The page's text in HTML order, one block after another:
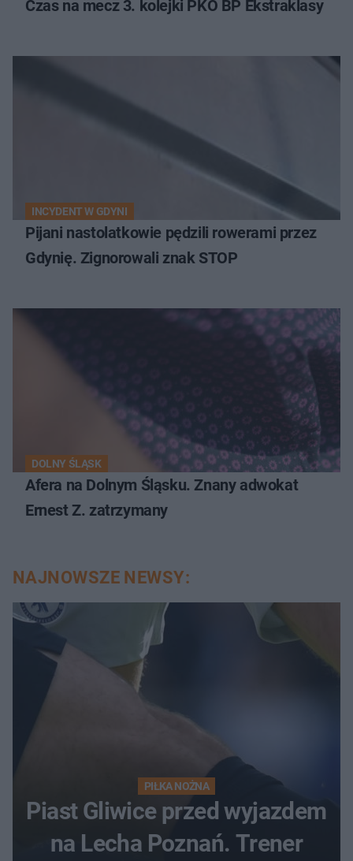
Czas na mecz 3. kolejki PKO BP Ekstraklasy
INCYDENT W GDYNI
Pijani nastolatkowie pędzili rowerami przez
Gdynię. Zignorowali znak STOP
DOLNY ŚLĄSK
Afera na Dolnym Śląsku. Znany adwokat
Ernest Z. zatrzymany
NAJNOWSZE NEWSY:
PIŁKA NOŻNA
Piast Gliwice przed wyjazdem
na Lecha Poznań. Trener